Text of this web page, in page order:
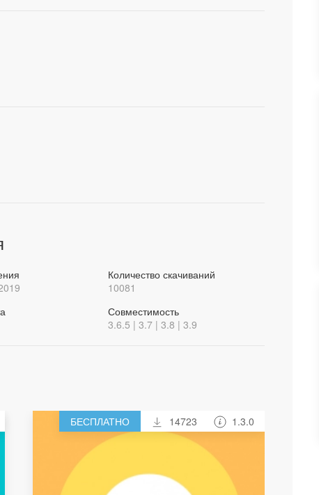
Количество скачиваний
10081
Совместимость
3.6.5 | 3.7 | 3.8 | 3.9
БЕСПЛАТНО 14723 1.3.0